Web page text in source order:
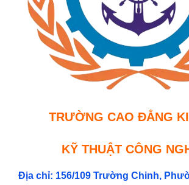
TRƯỜNG CAO ĐẲNG
KỸ THUẬT CÔNG
Địa chỉ: 156/109 Trường Chinh,